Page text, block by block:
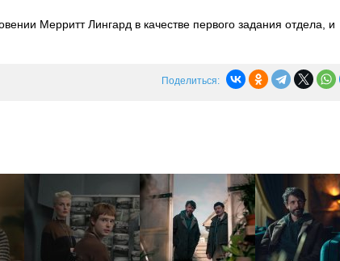
Мерритт Лингард в качестве первого задания отдела, и
занимался расследованием дела четыре года назад. Тем
Поделиться: